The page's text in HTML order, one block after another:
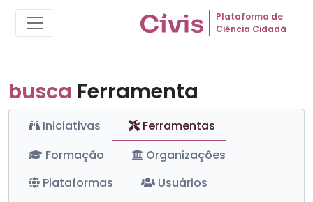
Plataforma de
Ciência Cidadã
busca Ferramenta
Iniciativas
Ferramentas
Formação
Organizações
Plataformas
Usuários